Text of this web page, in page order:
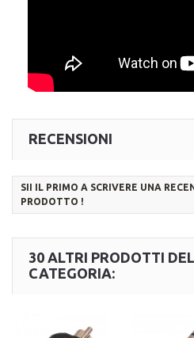
RECENSIONI
SII IL PRIMO A SCRIVERE UNA
PRODOTTO !
30 ALTRI PRODOTTI
CATEGORIA: